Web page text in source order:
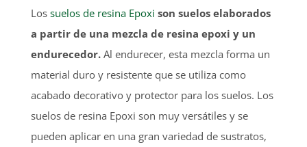
Los suelos de resina Epoxi son suelos elaborados
a partir de una mezcla de resina epoxi y un
endurecedor.Al endurecer, esta mezcla forma un
material duro y resistente que se utiliza como
acabado decorativo y protector para los suelos. Los
suelos de resina Epoxi son muy versátiles y se
pueden aplicar en una gran variedad de sustratos,